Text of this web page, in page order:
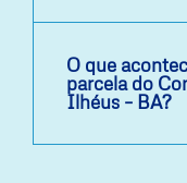
O que
parcela do
Ilhéus – BA?